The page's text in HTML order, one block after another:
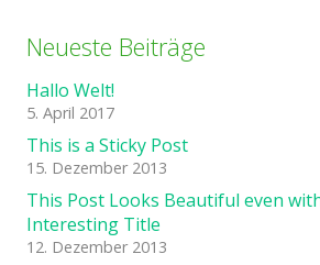
Neueste Beiträge
Hallo Welt!
5. April 2017
This is a Sticky Post
15. Dezember 2013
This Post Looks Beautiful even
Interesting Title
12. Dezember 2013